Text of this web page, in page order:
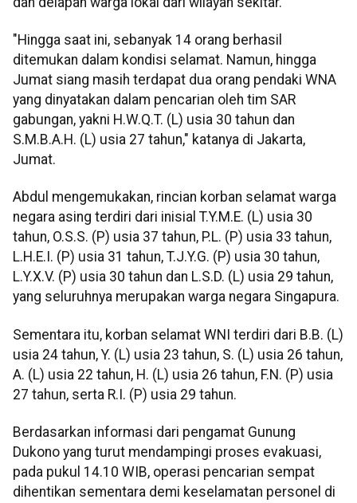
"Hingga saat ini, sebanyak 14 orang berhasil
ditemukan dalam kondisi selamat. Namun, hingga
Jumat siang masih terdapat dua orang pendaki WNA
yang dinyatakan dalam pencarian oleh tim SAR
gabungan, yakni H.W.Q.T. (L) usia 30 tahun dan
S.M.B.A.H. (L) usia 27 tahun," katanya di Jakarta,
Jumat.
Abdul mengemukakan, rincian korban selamat warga
negara asing terdiri dari inisial T.Y.M.E. (L) usia 30
tahun, O.S.S. (P) usia 37 tahun, P.L. (P) usia 33 tahun,
L.H.E.I. (P) usia 31 tahun, T.J.Y.G. (P) usia 30 tahun,
L.Y.X.V. (P) usia 30 tahun dan L.S.D. (L) usia 29 tahun,
yang seluruhnya merupakan warga negara Singapura.
Sementara itu, korban selamat WNI terdiri dari B.B. (L)
usia 24 tahun, Y. (L) usia 23 tahun, S. (L) usia 26 tahun,
A. (L) usia 22 tahun, H. (L) usia 26 tahun, F.N. (P) usia
27 tahun, serta R.I. (P) usia 29 tahun.
Berdasarkan informasi dari pengamat Gunung
Dukono yang turut mendampingi proses evakuasi,
pada pukul 14.10 WIB, operasi pencarian sempat
dihentikan sementara demi keselamatan personel di